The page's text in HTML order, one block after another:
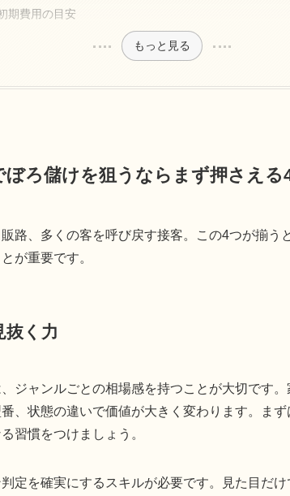
期費用の目安
もっと見る
ろ儲けを狙うならまず押さえる
路、多くの客を呼び戻す接客。この4つが揃う
が重要です。
抜く力
ジャンルごとの相場感を持つことが大切です
、状態の違いで価値が大きく変わります。ま
習慣をつけましょう。
定を確実にするスキルが必要です。見た目だ